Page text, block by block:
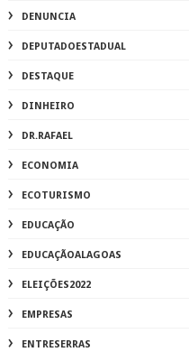
DENUNCIA
DEPUTADOESTADUAL
DESTAQUE
DINHEIRO
DR.RAFAEL
ECONOMIA
ECOTURISMO
EDUCAÇÃO
EDUCAÇÃOALAGOAS
ELEIÇÕES2022
EMPRESAS
ENTRESERRAS